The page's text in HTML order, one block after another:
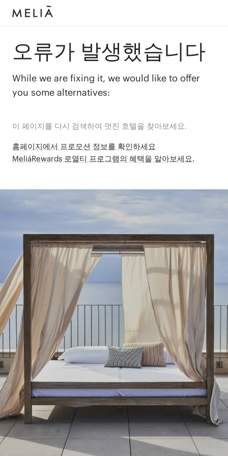
오류가 발생했습니다
While we are fixing it, we would like to offer
you some alternatives:
이 페이지를 다시 검색하여 멋진 호텔을 찾아보세요.
홈페이지에서 프로모션 정보를 확인하세요
MeliáRewards 로열티 프로그램의 혜택을 알아보세요.